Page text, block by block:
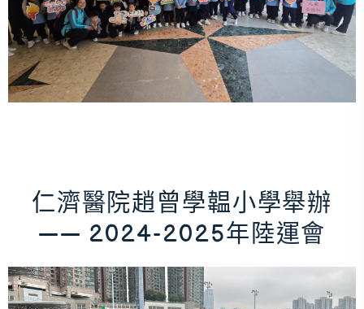
仁濟醫院趙曾學韞小學舉辦
—— 2024-2025年陸運會